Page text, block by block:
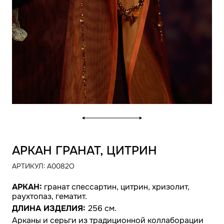
АРКАН ГРАНАТ, ЦИТРИН
АРТИКУЛ: A0082O
АРКАН: гранат спессартин, цитрин, хризолит,
раухтопаз, гематит.
ДЛИНА ИЗДЕЛИЯ: 256 см.
Арканы и серьги из традиционной коллаборации